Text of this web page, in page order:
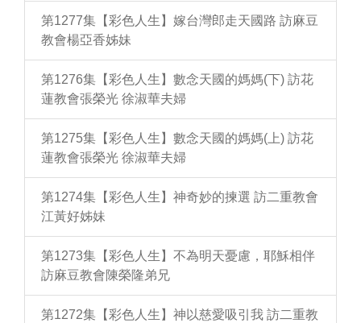
第1277集【彩色人生】嫁台灣郎走天國路 訪麻豆
教會楊亞香姊妹
第1276集【彩色人生】數念天國的媽媽(下) 訪花
蓮教會張榮光 徐淑華夫婦
第1275集【彩色人生】數念天國的媽媽(上) 訪花
蓮教會張榮光 徐淑華夫婦
第1274集【彩色人生】神奇妙的揀選 訪二重教會
江黃好姊妹
第1273集【彩色人生】不為明天憂慮，耶穌相伴
訪麻豆教會陳榮隆弟兄
第1272集【彩色人生】神以慈愛吸引我 訪二重教